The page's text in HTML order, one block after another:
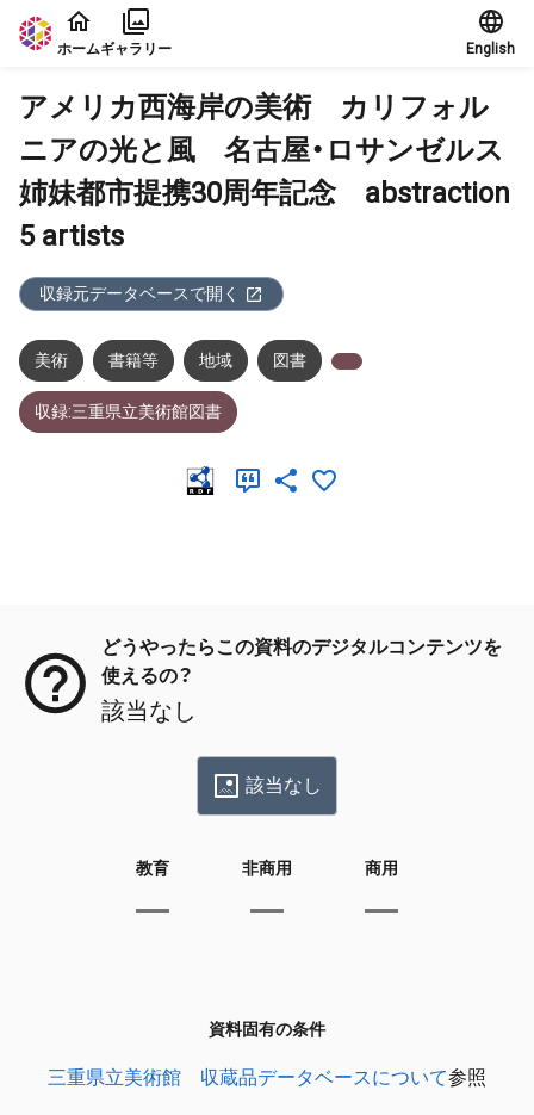
本文に飛ぶ
ホームギャラリー English
アメリカ西海岸の美術 カリフォル
ニアの光と風 名古屋・ロサンゼルス
姉妹都市提携30周年記念 abstraction
5 artists
収録元データベースで開く
美術 書籍等 地域 図書
収録:三重県立美術館図書
どうやったらこの資料のデジタルコンテンツを
使えるの？
該当なし
該当なし
教育 非商用 商用
資料固有の条件
三重県立美術館 収蔵品データベースについて参照